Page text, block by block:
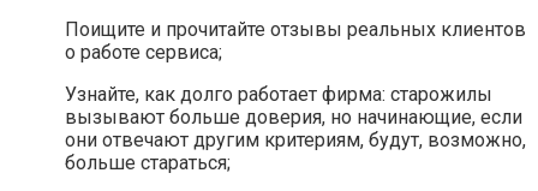
Поищите и прочитайте отзывы реальных клиентов
о работе сервиса;
Узнайте, как долго работает фирма: старожилы
вызывают больше доверия, но начинающие, если
они отвечают другим критериям, будут, возможно,
больше стараться;